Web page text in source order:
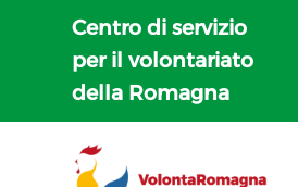
Centro di servizio
per il volontariato
della Romagna